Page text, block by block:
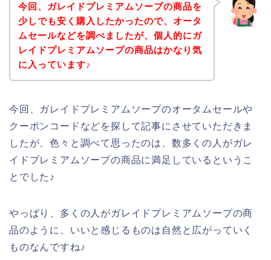
今回、ガレイドプレミアムソープの商品を
少しでも安く購入したかったので、オータ
ムセールなどを調べましたが、個人的にガ
レイドプレミアムソープの商品はかなり気
に入っています♪
今回、ガレイドプレミアムソープのオータムセールや
クーポンコードなどを探して記事にさせていただきま
したが、色々と調べて思ったのは、数多くの人がガレ
イドプレミアムソープの商品に満足しているというこ
とでした♪
やっぱり、多くの人がガレイドプレミアムソープの商
品のように、いいと感じるものは自然と広がっていく
ものなんですね♪